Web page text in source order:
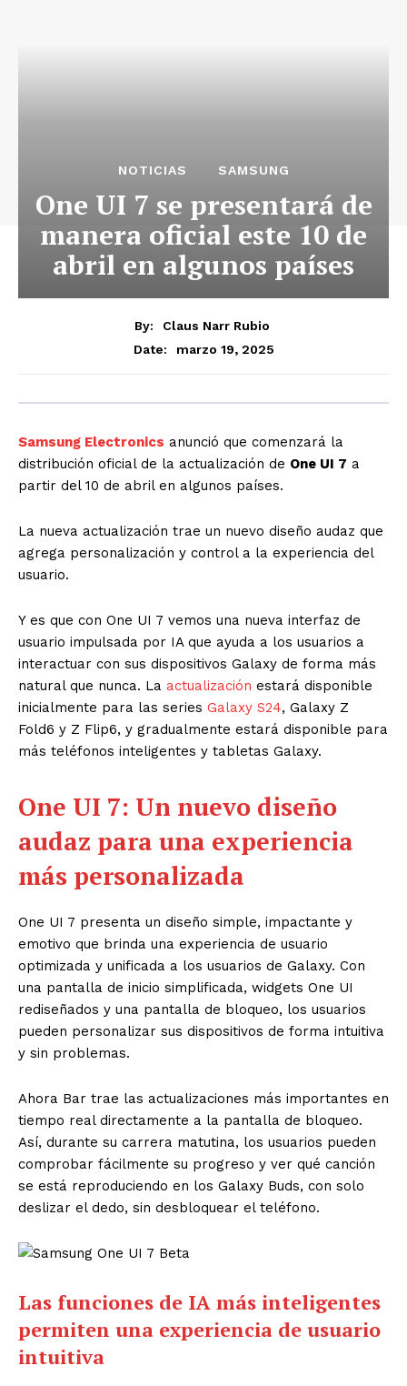
NOTICIAS SAMSUNG
One UI 7 se presentará de
manera oficial este 10 de
abril en algunos países
By:
Claus Narr Rubio
Date:
marzo 19, 2025
Samsung Electronics anunció que comenzará la
distribución oficial de la actualización de One UI 7 a
partir del 10 de abril en algunos países.
La nueva actualización trae un nuevo diseño audaz que
agrega personalización y control a la experiencia del
usuario.
Y es que con One UI 7 vemos una nueva interfaz de
usuario impulsada por IA que ayuda a los usuarios a
interactuar con sus dispositivos Galaxy de forma más
natural que nunca. La actualización estará disponible
inicialmente para las series Galaxy S24, Galaxy Z
Fold6 y Z Flip6, y gradualmente estará disponible para
más teléfonos inteligentes y tabletas Galaxy.
One UI 7: Un nuevo diseño
audaz para una experiencia
más personalizada
One UI 7 presenta un diseño simple, impactante y
emotivo que brinda una experiencia de usuario
optimizada y unificada a los usuarios de Galaxy. Con
una pantalla de inicio simplificada, widgets One UI
rediseñados y una pantalla de bloqueo, los usuarios
pueden personalizar sus dispositivos de forma intuitiva
y sin problemas.
Ahora Bar trae las actualizaciones más importantes en
tiempo real directamente a la pantalla de bloqueo.
Así, durante su carrera matutina, los usuarios pueden
comprobar fácilmente su progreso y ver qué canción
se está reproduciendo en los Galaxy Buds, con solo
deslizar el dedo, sin desbloquear el teléfono.
Las funciones de IA más inteligentes
permiten una experiencia de usuario
intuitiva